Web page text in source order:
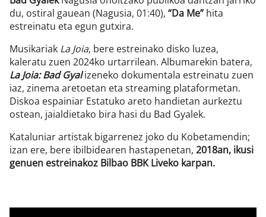
du, ostiral gauean (Nagusia, 01:40), “Da Me” hita
estreinatu eta egun gutxira.
Musikariak La Joia, bere estreinako disko luzea,
kaleratu zuen 2024ko urtarrilean. Albumarekin batera,
La Joia: Bad Gyalizeneko dokumentala estreinatu zuen
iaz, zinema aretoetan eta streaming plataformetan.
Diskoa espainiar Estatuko areto handietan aurkeztu
ostean, jaialdietako bira hasi du Bad Gyalek.
Kataluniar artistak bigarrenez joko du Kobetamendin;
izan ere, bere ibilbidearen hastapenetan, 2018an, ikusi
genuen estreinakoz Bilbao BBK Liveko karpan.